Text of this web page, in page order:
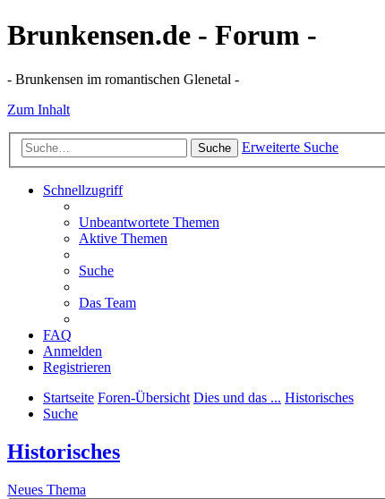
Brunkensen.de - Forum -
- Brunkensen im romantischen Glenetal -
Zum Inhalt
Suche Erweiterte Suche
Schnellzugriff
Unbeantwortete Themen
Aktive Themen
Suche
Das Team
FAQ
Anmelden
Registrieren
Startseite Foren-Übersicht Dies und das ... Historisches
Suche
Historisches
Neues Thema